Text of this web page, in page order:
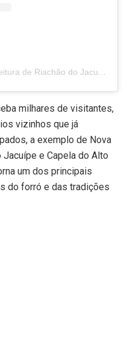
Um post compartilhado por Prefeitura de Riachão do Jacuípe (@prefriachaodojacuipe)
milhares de visitantes,
vizinhos que já
a exemplo de Nova
Jacuípe e Capela do Alto
um dos principais
do forró e das tradições